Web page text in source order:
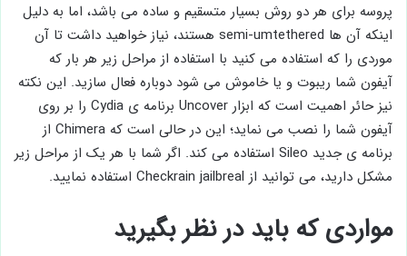
پروسه برای هر دو روش بسیار متسقیم و ساده می باشد، اما به دلیل
اینکه آن ها semi-umtethered هستند، نیاز خواهید داشت تا آن
موردی را که استفاده می کنید با استفاده از مراحل زیر هر بار که
آیفون شما ریبوت و یا خاموش می شود دوباره فعال سازید. این نکته
نیز حائر اهمیت است که ابزار Uncover برنامه ی Cydia را بر روی
آیفون شما را نصب می نماید؛ این در حالی است که Chimera از
برنامه ی جدید Sileo استفاده می کند. اگر شما با هر یک از مراحل زیر
مشکل دارید، می توانید از Checkrain jailbreal استفاده نمایید.
مواردی که باید در نظر بگیرید